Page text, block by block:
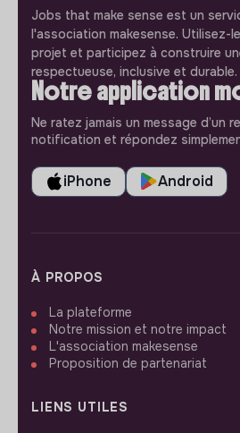
Jobs that make sense est un
l'association makesense. Utilisez-
projet et participez à construire
respectueuse, inclusive et durable.
Notre application
Ne ratez jamais un message d’un
notification et répondez
iPhone Android
À PROPOS
La plateforme
Notre mission et notre impact
L'association makesense
Proposition de partenariat
LIENS UTILES